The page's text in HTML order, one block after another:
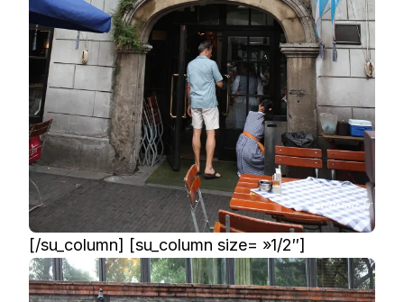
[/su_column] [su_column size= »1/2″]